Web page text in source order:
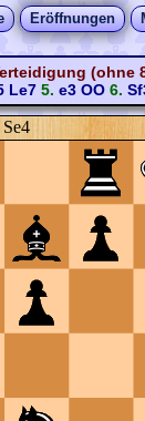
Eröffnungen
(ohne
Le75. e3 OO6.
Se4